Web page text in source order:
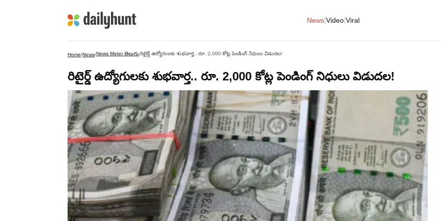
News Video Viral
Home/News/News Meter తెలుగు/రిటైర్డ్ ఉద్యోగులకు శుభవార్త.. రూ. 2,000 కోట్ల పెండింగ్‌ నిధులు విడుదల!
రిటైర్డ్ ఉద్యోగులకు శుభవార్త.. రూ. 2,000 కోట్ల పెండింగ్‌ నిధులు విడుదల!